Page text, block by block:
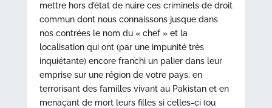
mettre hors d’état de nuire ces criminels de droit
commun dont nous connaissons jusque dans
nos contrées le nom du « chef » et la
localisation qui ont (par une impunité très
inquiétante) encore franchi un palier dans leur
emprise sur une région de votre pays, en
terrorisant des familles vivant au Pakistan et en
menaçant de mort leurs filles si celles-ci (ou